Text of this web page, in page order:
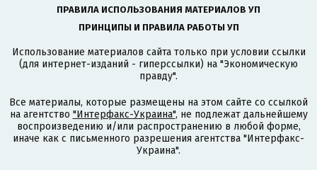
ПРАВИЛА ИСПОЛЬЗОВАНИЯ МАТЕРИАЛОВ УП
ПРИНЦИПЫ И ПРАВИЛА РАБОТЫ УП
Использование материалов сайта только при условии ссылки
(для интернет-изданий - гиперссылки) на "Экономическую
правду".
Все материалы, которые размещены на этом сайте со ссылкой
на агентство "Интерфакс-Украина", не подлежат дальнейшему
воспроизведению и/или распространению в любой форме,
иначе как с письменного разрешения агентства "Интерфакс-
Украина".